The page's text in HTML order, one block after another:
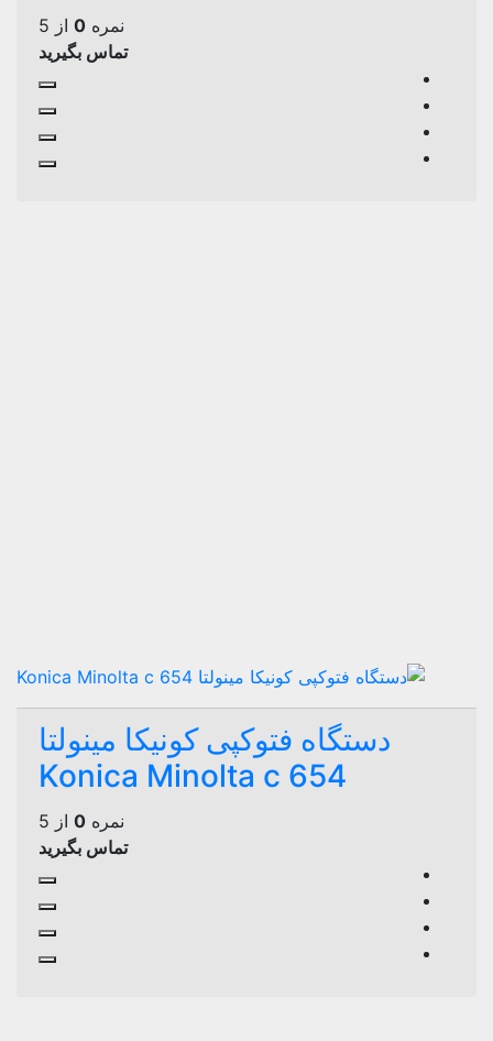
نمره 0 از 5
تماس بگیرید
دستگاه فتوکپی کونیکا مینولتا
Konica Minolta c 654
نمره 0 از 5
تماس بگیرید